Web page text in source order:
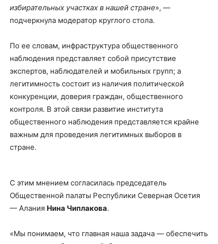
избирательных участках в нашей стране», —
подчеркнула модератор круглого стола.
По ее словам, инфраструктура общественного
наблюдения представляет собой присутствие
экспертов, наблюдателей и мобильных групп; а
легитимность состоит из наличия политической
конкуренции, доверия граждан, общественного
контроля. В этой связи развитие института
общественного наблюдения представляется крайне
важным для проведения легитимных выборов в
стране.
С этим мнением согласилась председатель
Общественной палаты Республики Северная Осетия
— Алания Нина Чиплакова.
«Мы понимаем, что главная наша задача — обеспечить